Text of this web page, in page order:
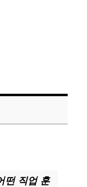
떤 직업 훈